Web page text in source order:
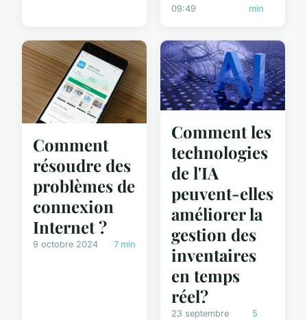
09:49
min
Comment
résoudre des
problèmes de
connexion
Internet ?
9 octobre 2024 7 min
Comment les
technologies
de l'IA
peuvent-elles
améliorer la
gestion des
inventaires
en temps
réel?
23 septembre
5